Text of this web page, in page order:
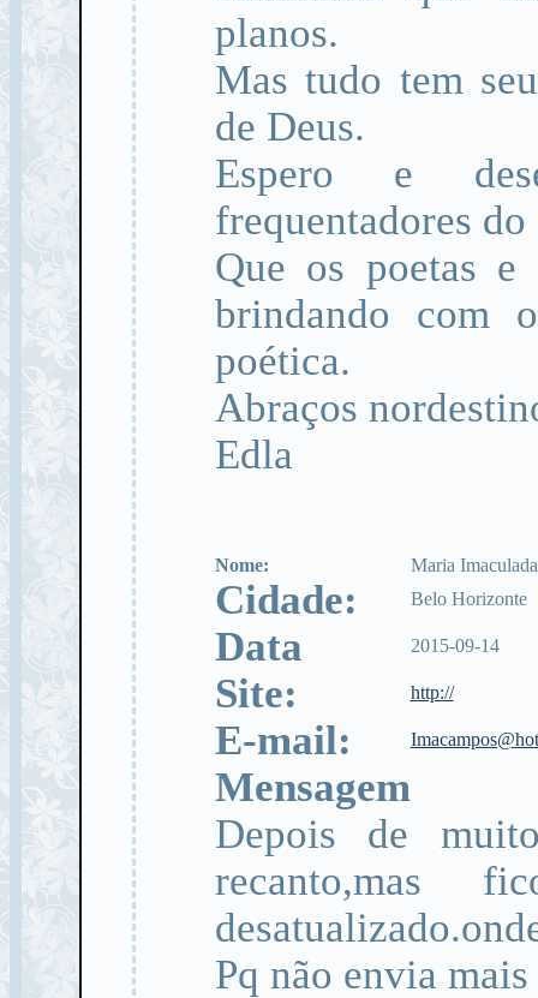
planos.
Mas tudo tem
de Deus.
Espero e
frequentadores
Que os poetas e
brindando com
poética.
Abraços
Edla
Nome: Maria
Cidade: Belo Horizonte
Data 2015-09-14
Site: http://
E-mail:
Mensagem
Depois de
recanto,mas
Pq não envia